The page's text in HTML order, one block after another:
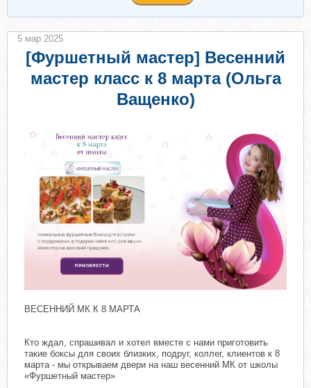
[Фуршетный мастер] Весенний
мастер класс к 8 марта (Ольга
Ващенко)
ВЕСЕННИЙ МК К 8 МАРТА
Кто ждал, спрашивал и хотел вместе с нами приготовить
такие боксы для своих близких, подруг, коллег, клиентов к 8
марта - мы открываем двери на наш весенний МК от школы
«Фуршетный мастер»
5 мар 2025